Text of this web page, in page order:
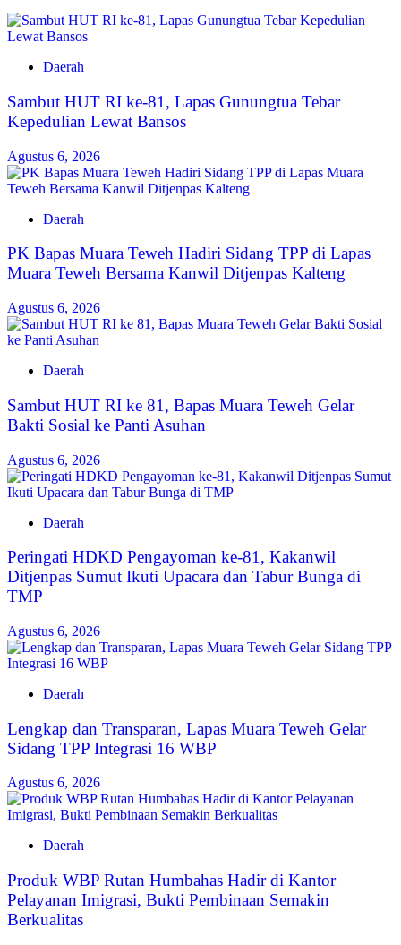
Daerah
Sambut HUT RI ke-81, Lapas Gunungtua Tebar
Kepedulian Lewat Bansos
Agustus 6, 2026
Daerah
‎PK Bapas Muara Teweh Hadiri Sidang TPP di Lapas
Muara Teweh Bersama Kanwil Ditjenpas Kalteng
Agustus 6, 2026
Daerah
‎Sambut HUT RI ke 81, Bapas Muara Teweh Gelar
Bakti Sosial ke Panti Asuhan
Agustus 6, 2026
Daerah
Peringati HDKD Pengayoman ke-81, Kakanwil
Ditjenpas Sumut Ikuti Upacara dan Tabur Bunga di
TMP
Agustus 6, 2026
Daerah
Lengkap dan Transparan, Lapas Muara Teweh Gelar
Sidang TPP Integrasi 16 WBP
Agustus 6, 2026
Daerah
Produk WBP Rutan Humbahas Hadir di Kantor
Pelayanan Imigrasi, Bukti Pembinaan Semakin
Berkualitas